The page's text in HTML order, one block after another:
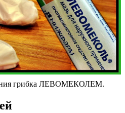
грибка ЛЕВОМЕКОЛЕМ.